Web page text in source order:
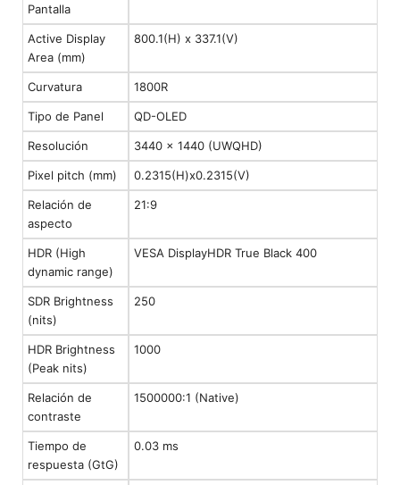
Pantalla
Active Display
Area (mm)
800.1(H) x 337.1(V)
Curvatura 1800R
Tipo de Panel QD-OLED
Resolución 3440 x 1440 (UWQHD)
Pixel pitch (mm) 0.2315(H)x0.2315(V)
Relación de
aspecto
21:9
HDR (High
dynamic range)
VESA DisplayHDR True Black 400
SDR Brightness
(nits)
250
HDR Brightness
(Peak nits)
1000
Relación de
contraste
1500000:1 (Native)
Tiempo de
respuesta (GtG)
0.03 ms